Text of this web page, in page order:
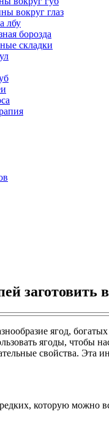
вокруг глаз
лбу
борозда
складки
заготовить
ягод,
ягоды, чтобы
свойства. Эта
которую можно